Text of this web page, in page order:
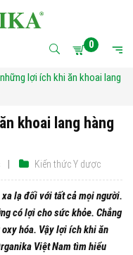
0
lợi ích khi ăn khoai lang
khoai lang hàng
Kiến thức Y dược
lạ đối với tất cả mọi người.
có lợi cho sức khỏe. Chẳng
hóa. Vậy lợi ích khi ăn
Việt Nam tìm hiểu